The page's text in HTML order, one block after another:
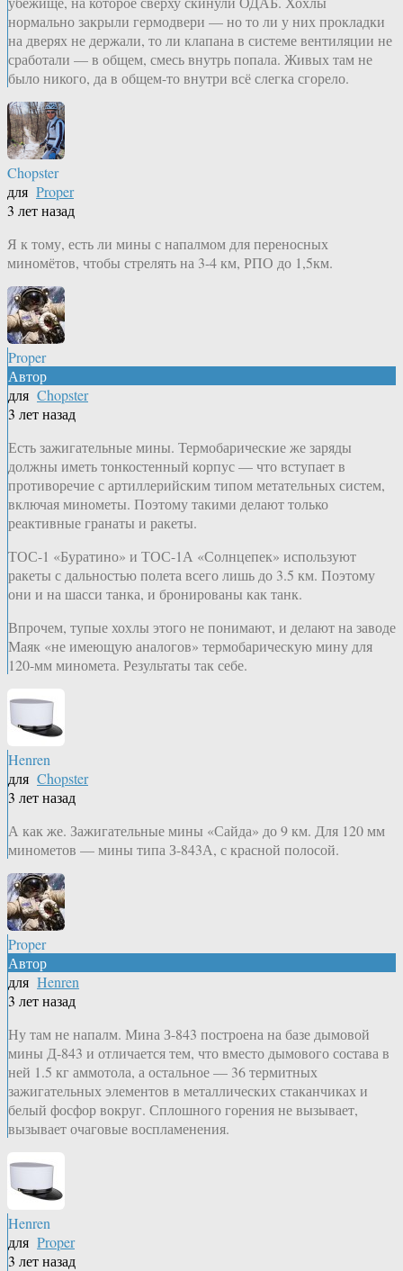
нормально закрыли гермодвери — но то ли у них прокладки
на дверях не держали, то ли клапана в системе вентиляции не
сработали — в общем, смесь внутрь попала. Живых там не
было никого, да в общем-то внутри всё слегка сгорело.
Chopster
для Proper
3 лет назад
Я к тому, есть ли мины с напалмом для переносных
миномётов, чтобы стрелять на 3-4 км, РПО до 1,5км.
Proper
Автор
для Chopster
3 лет назад
Есть зажигательные мины. Термобарические же заряды
должны иметь тонкостенный корпус — что вступает в
противоречие с артиллерийским типом метательных систем,
включая минометы. Поэтому такими делают только
реактивные гранаты и ракеты.
ТОС-1 «Буратино» и ТОС-1А «Солнцепек» используют
ракеты с дальностью полета всего лишь до 3.5 км. Поэтому
они и на шасси танка, и бронированы как танк.
Впрочем, тупые хохлы этого не понимают, и делают на заводе
Маяк «не имеющую аналогов» термобарическую мину для
120-мм миномета. Результаты так себе.
Henren
для Chopster
3 лет назад
А как же. Зажигательные мины «Сайда» до 9 км. Для 120 мм
минометов — мины типа З-843А, с красной полосой.
Proper
Автор
для Henren
3 лет назад
Ну там не напалм. Мина З-843 построена на базе дымовой
мины Д-843 и отличается тем, что вместо дымового состава в
ней 1.5 кг аммотола, а остальное — 36 термитных
зажигательных элементов в металлических стаканчиках и
белый фосфор вокруг. Сплошного горения не вызывает,
вызывает очаговые воспламенения.
Henren
для Proper
3 лет назад